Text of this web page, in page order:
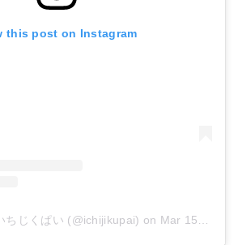
this post on Instagram
ちじくぱい (@ichijikupai) on Mar 15, 2018 at 4:17am PDT